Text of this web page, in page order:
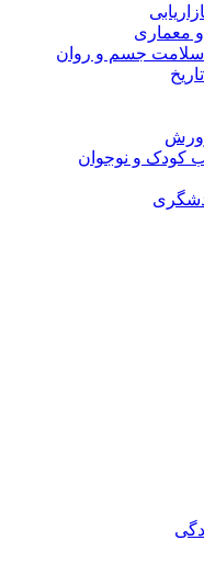
معماری
سلامت جسم و روان
کودک و نوجوان